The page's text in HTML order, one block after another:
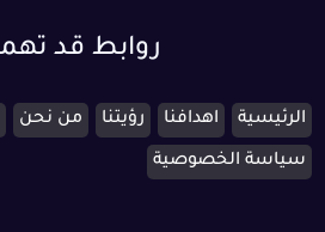
روابط قد
الرئيسية اهدافنا رؤيتنا من نحن
سياسة الخصوصية